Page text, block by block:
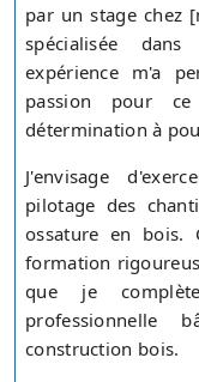
par un stage chez
spécialisée
expérience m'a
passion pour
détermination à
J'envisage
pilotage des
ossature en bois.
formation
que je
professionnelle
construction bois.